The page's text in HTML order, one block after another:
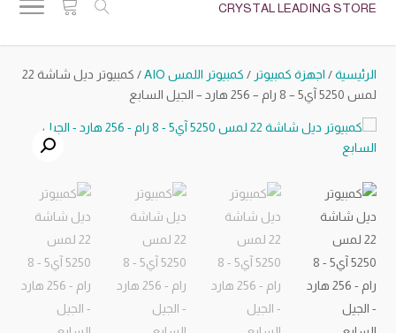
CRYSTAL LEADING STORE
الرئيسية/ اجهزة كمبيوتر / كمبيوتر اللمس AIO
/ كمبيوتر ديل شاشة 22
لمس 5250 آي5 – 8 رام – 256 هارد – الجيل السابع